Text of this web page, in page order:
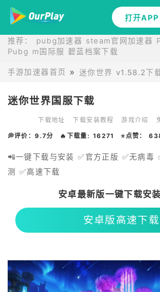
打开APP
推荐： pubg加速器 steam官网加速器
Pubg m国际服 碧蓝档案下载
手游加速器首页 迷你世界 v1.58.2下
迷你世界国服下载
下载地址 下载安装教程 游戏介绍
💭评价：9.7分 🔥下载量: 16271 ⭐点赞：
📲一键下载与安装 ✅官方正版 ✅无病毒
测 ✅高速下载
安卓最新版一键下载安装
安卓版高速下载